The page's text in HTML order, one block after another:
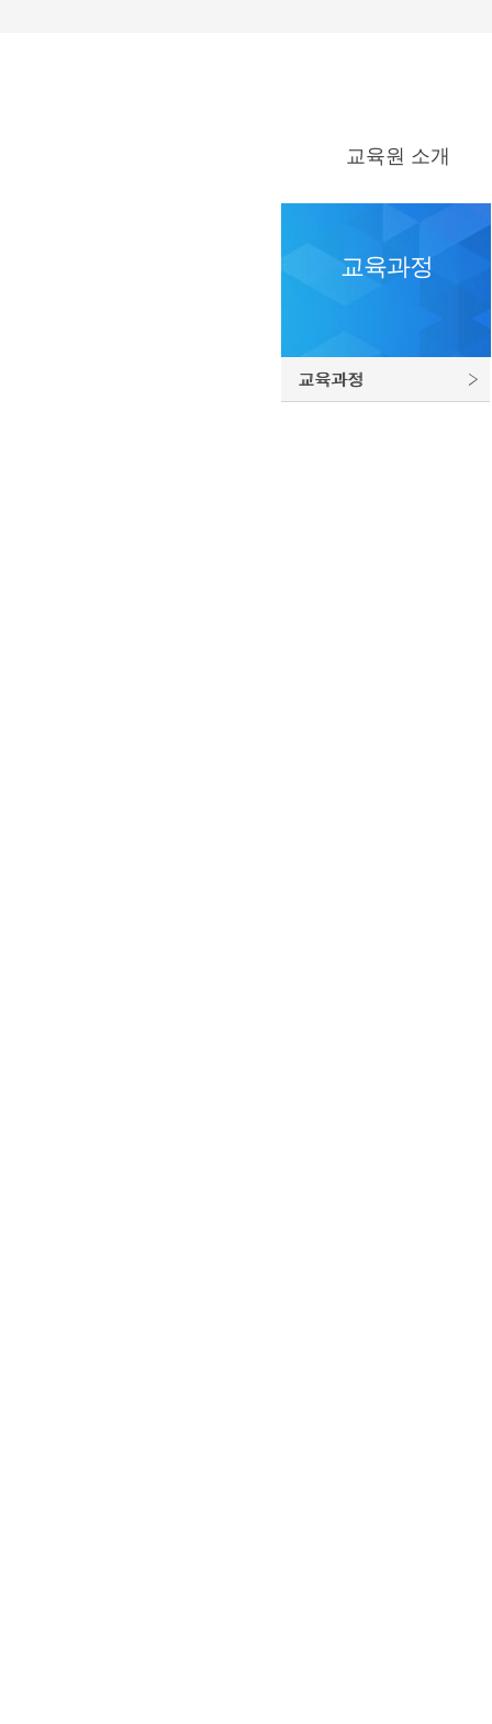
교육원 소개
교육원 소개
교육과정
교육과정